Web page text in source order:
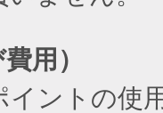
用）
ントの使